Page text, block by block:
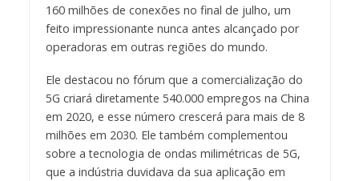
160 milhões de conexões no final de julho, um
feito impressionante nunca antes alcançado por
operadoras em outras regiões do mundo.
Ele destacou no fórum que a comercialização do
5G criará diretamente 540.000 empregos na China
em 2020, e esse número crescerá para mais de 8
milhões em 2030. Ele também complementou
sobre a tecnologia de ondas milimétricas de 5G,
que a indústria duvidava da sua aplicação em